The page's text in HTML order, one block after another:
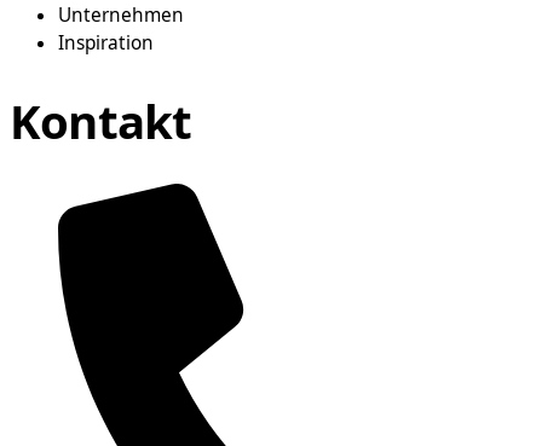
Unternehmen
Inspiration
Kontakt